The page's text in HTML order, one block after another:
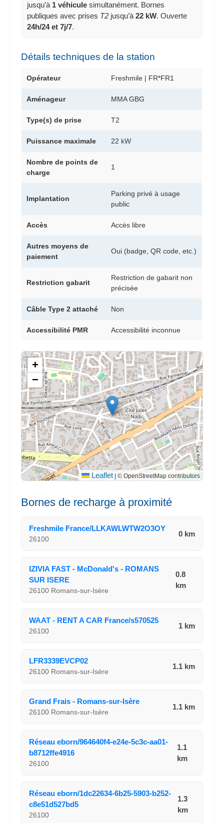
jusqu’à 1 véhicule simultanément. Bornes
publiques avec prises T2 jusqu’à22 kW. Ouverte
24h/24 et 7j/7.
Détails techniques de la station
Opérateur Freshmile | FR*FR1
Aménageur MMA GBG
Type(s) de prise T2
Puissance maximale 22 kW
Nombre de points de
charge
1
Implantation
Parking privé à usage
public
Accès Accès libre
Autres moyens de
paiement
Oui (badge, QR code, etc.)
Restriction gabarit
Restriction de gabarit non
précisée
Câble Type 2 attaché Non
Accessibilité PMR Accessibilité inconnue
+
−
Leaflet © OpenStreetMap contributors
Bornes de recharge à proximité
Freshmile France/LLKAWLWTW2O3OY
26100
0 km
IZIVIA FAST - McDonald's - ROMANS
SUR ISERE
26100 Romans-sur-Isère
0.8
km
WAAT - RENT A CAR France/s570525
26100
1 km
LFR3339EVCP02
26100 Romans-sur-Isère
1.1 km
Grand Frais - Romans-sur-Isère
26100 Romans-sur-Isère
1.1 km
Réseau eborn/964640f4-e24e-5c3c-aa01-
b8712ffe4916
26100
1.1
km
Réseau eborn/1dc22634-6b25-5903-b252-
c8e51d527bd5
26100
1.3
km